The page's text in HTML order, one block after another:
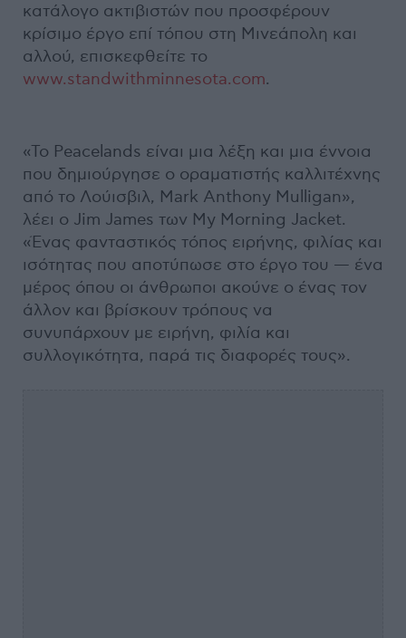
κατάλογο ακτιβιστών που προσφέρουν
κρίσιμο έργο επί τόπου στη Μινεάπολη και
αλλού, επισκεφθείτε το
www.standwithminnesota.com.
«Το Peacelands είναι μια λέξη και μια έννοια
που δημιούργησε ο οραματιστής καλλιτέχνης
από το Λούισβιλ, Mark Anthony Mulligan»,
λέει ο Jim James των My Morning Jacket.
«Ένας φανταστικός τόπος ειρήνης, φιλίας και
ισότητας που αποτύπωσε στο έργο του — ένα
μέρος όπου οι άνθρωποι ακούνε ο ένας τον
άλλον και βρίσκουν τρόπους να
συνυπάρχουν με ειρήνη, φιλία και
συλλογικότητα, παρά τις διαφορές τους».